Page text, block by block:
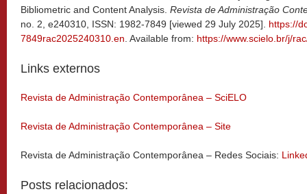
Bibliometric and Content Analysis. Revista de Administração
no. 2, e240310, ISSN: 1982-7849 [viewed 29 July 2025]. https://
7849rac2025240310.en . Available from: https://www.scielo.br/j/
Links externos
Revista de Administração Contemporânea – SciELO
Revista de Administração Contemporânea – Site
Revista de Administração Contemporânea – Redes Sociais:
Posts relacionados: